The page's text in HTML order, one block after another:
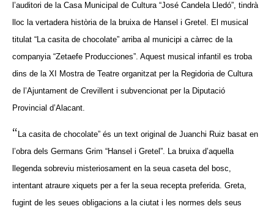
l’auditori de la Casa Municipal de Cultura “José Candela Lledó”, tindrà
lloc la vertadera història de la bruixa de Hansel i Gretel. El musical
titulat “La casita de chocolate” arriba al municipi a càrrec de la
companyia “Zetaefe Producciones”. Aquest musical infantil es troba
dins de la XI Mostra de Teatre organitzat per la Regidoria de Cultura
de l’Ajuntament de Crevillent i subvencionat per la Diputació
Provincial d’Alacant.
“ La casita de chocolate” és un text original de Juanchi Ruiz basat en
l’obra dels Germans Grim “Hansel i Gretel”. La bruixa d’aquella
llegenda sobreviu misteriosament en la seua caseta del bosc,
intentant atraure xiquets per a fer la seua recepta preferida. Greta,
fugint de les seues obligacions a la ciutat i les normes dels seus